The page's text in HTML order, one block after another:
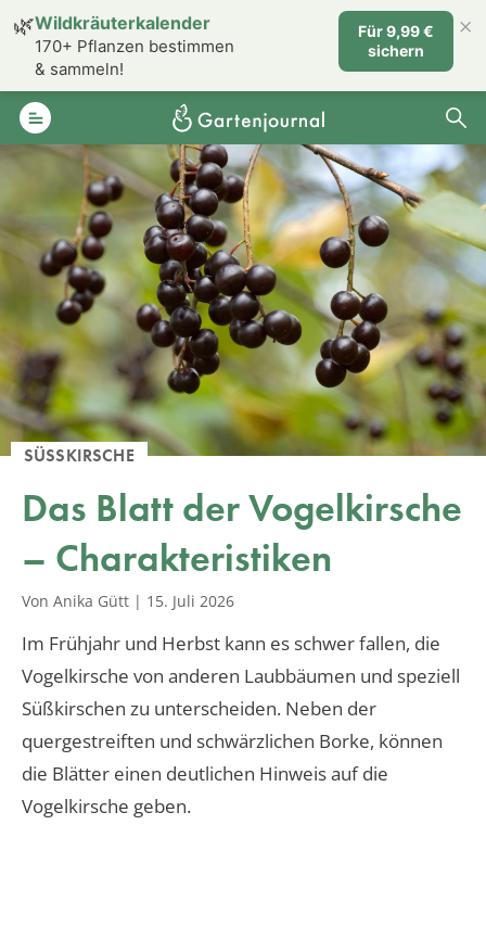
SÜSSKIRSCHE
Das Blatt der Vogelkirsche
– Charakteristiken
Von Anika Gütt | 15. Juli 2026
Im Frühjahr und Herbst kann es schwer fallen, die
Vogelkirsche von anderen Laubbäumen und speziell
Süßkirschen zu unterscheiden. Neben der
quergestreiften und schwärzlichen Borke, können
die Blätter einen deutlichen Hinweis auf die
Vogelkirsche geben.
🌿Wildkräuterkalender
170+ Pflanzen bestimmen
& sammeln!
Für 9,99 €
sichern
×